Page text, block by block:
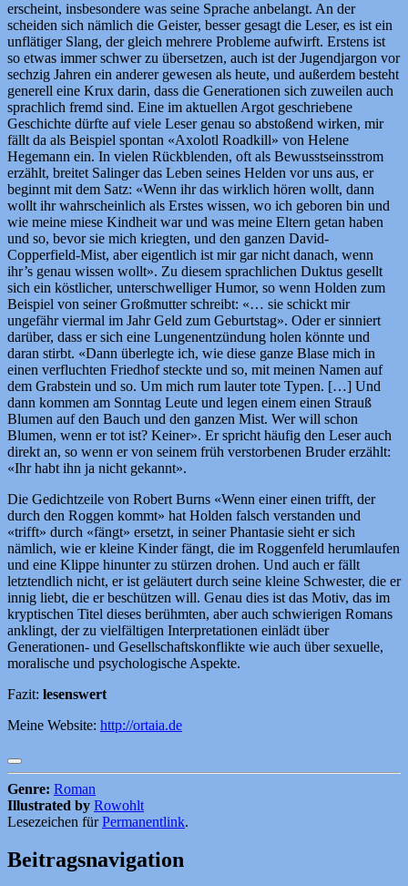
erscheint, insbesondere was seine Sprache anbelangt. An der
scheiden sich nämlich die Geister, besser gesagt die Leser, es ist ein
unflätiger Slang, der gleich mehrere Probleme aufwirft. Erstens ist
so etwas immer schwer zu übersetzen, auch ist der Jugendjargon vor
sechzig Jahren ein anderer gewesen als heute, und außerdem besteht
generell eine Krux darin, dass die Generationen sich zuweilen auch
sprachlich fremd sind. Eine im aktuellen Argot geschriebene
Geschichte dürfte auf viele Leser genau so abstoßend wirken, mir
fällt da als Beispiel spontan «Axolotl Roadkill» von Helene
Hegemann ein. In vielen Rückblenden, oft als Bewusstseinsstrom
erzählt, breitet Salinger das Leben seines Helden vor uns aus, er
beginnt mit dem Satz: «Wenn ihr das wirklich hören wollt, dann
wollt ihr wahrscheinlich als Erstes wissen, wo ich geboren bin und
wie meine miese Kindheit war und was meine Eltern getan haben
und so, bevor sie mich kriegten, und den ganzen David-
Copperfield-Mist, aber eigentlich ist mir gar nicht danach, wenn
ihr’s genau wissen wollt». Zu diesem sprachlichen Duktus gesellt
sich ein köstlicher, unterschwelliger Humor, so wenn Holden zum
Beispiel von seiner Großmutter schreibt: «… sie schickt mir
ungefähr viermal im Jahr Geld zum Geburtstag». Oder er sinniert
darüber, dass er sich eine Lungenentzündung holen könnte und
daran stirbt. «Dann überlegte ich, wie diese ganze Blase mich in
einen verfluchten Friedhof steckte und so, mit meinen Namen auf
dem Grabstein und so. Um mich rum lauter tote Typen. […] Und
dann kommen am Sonntag Leute und legen einem einen Strauß
Blumen auf den Bauch und den ganzen Mist. Wer will schon
Blumen, wenn er tot ist? Keiner». Er spricht häufig den Leser auch
direkt an, so wenn er von seinem früh verstorbenen Bruder erzählt:
«Ihr habt ihn ja nicht gekannt».
Die Gedichtzeile von Robert Burns «Wenn einer einen trifft, der
durch den Roggen kommt» hat Holden falsch verstanden und
«trifft» durch «fängt» ersetzt, in seiner Phantasie sieht er sich
nämlich, wie er kleine Kinder fängt, die im Roggenfeld herumlaufen
und eine Klippe hinunter zu stürzen drohen. Und auch er fällt
letztendlich nicht, er ist geläutert durch seine kleine Schwester, die er
innig liebt, die er beschützen will. Genau dies ist das Motiv, das im
kryptischen Titel dieses berühmten, aber auch schwierigen Romans
anklingt, der zu vielfältigen Interpretationen einlädt über
Generationen- und Gesellschaftskonflikte wie auch über sexuelle,
moralische und psychologische Aspekte.
Fazit: lesenswert
Meine Website: http://ortaia.de
Genre: Roman
Illustrated by Rowohlt
Lesezeichen fürPermanentlink.
Beitragsnavigation